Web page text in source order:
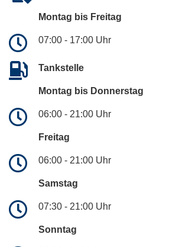
Montag bis Freitag
07:00 - 17:00 Uhr
Tankstelle
Montag bis Donnerstag
06:00 - 21:00 Uhr
Freitag
06:00 - 21:00 Uhr
Samstag
07:30 - 21:00 Uhr
Sonntag